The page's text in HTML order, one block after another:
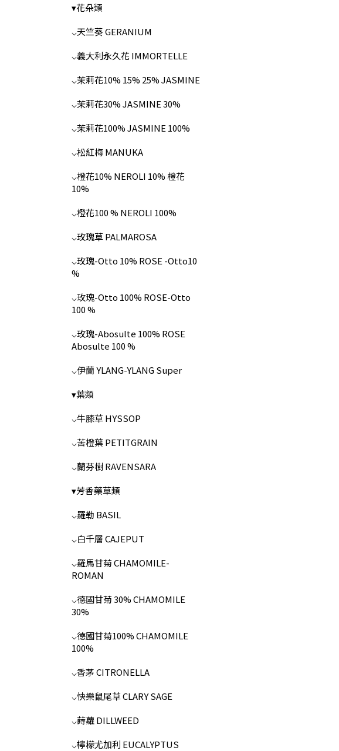
▾花朵類
⌵天竺葵 GERANIUM
⌵義大利永久花 IMMORTELLE
⌵茉莉花10% 15% 25% JASMINE
⌵茉莉花30% JASMINE 30%
⌵茉莉花100% JASMINE 100%
⌵松紅梅 MANUKA
⌵橙花10% NEROLI 10% 橙花
10%
⌵橙花100 % NEROLI 100%
⌵玫瑰草 PALMAROSA
⌵玫瑰-Otto 10% ROSE -Otto10
%
⌵玫瑰-Otto 100% ROSE-Otto
100 %
⌵玫瑰-Abosulte 100% ROSE
Abosulte 100 %
⌵伊蘭 YLANG-YLANG Super
▾葉類
⌵牛膝草 HYSSOP
⌵苦橙葉 PETITGRAIN
⌵蘭芬樹 RAVENSARA
▾芳香藥草類
⌵羅勒 BASIL
⌵白千層 CAJEPUT
⌵羅馬甘菊 CHAMOMILE-
ROMAN
⌵德國甘菊 30% CHAMOMILE
30%
⌵德國甘菊100% CHAMOMILE
100%
⌵香茅 CITRONELLA
⌵快樂鼠尾草 CLARY SAGE
⌵蒔蘿 DILLWEED
⌵檸檬尤加利 EUCALYPTUS